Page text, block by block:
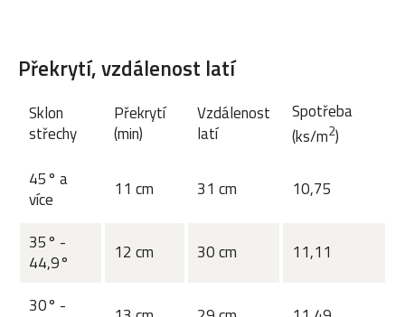
Překrytí, vzdálenost latí
Sklon
střechy
Překrytí
(min)
Vzdálenost
latí
Spotřeba
(ks/m2)
45° a
více
11 cm 31 cm 10,75
35° -
44,9°
12 cm 30 cm 11,11
30° -